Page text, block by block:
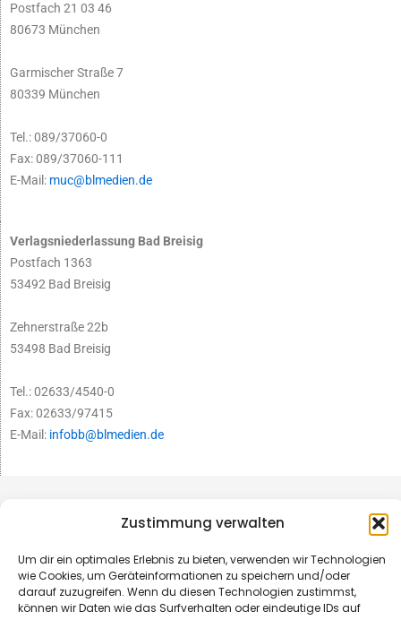
Zustimmung verwalten
Um dir ein optimales Erlebnis zu bieten, verwenden wir Technologien
wie Cookies, um Geräteinformationen zu speichern und/oder
darauf zuzugreifen. Wenn du diesen Technologien zustimmst,
können wir Daten wie das Surfverhalten oder eindeutige IDs auf
Postfach 21 03 46
80673 München
Garmischer Straße 7
80339 München
Tel.: 089/37060-0
Fax: 089/37060-111
E-Mail: muc@blmedien.de
Verlagsniederlassung Bad Breisig
Postfach 1363
53492 Bad Breisig
Zehnerstraße 22b
53498 Bad Breisig
Tel.: 02633/4540-0
Fax: 02633/97415
E-Mail: infobb@blmedien.de